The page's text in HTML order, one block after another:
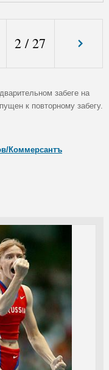
2 /27
забеге на
к повторному забегу.
Коммерсантъ